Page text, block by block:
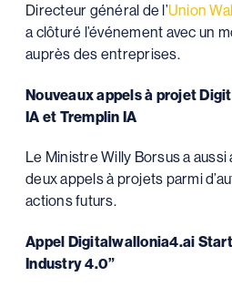
Directeur général de l’Union
a clôturé l’événement avec un
auprès des entreprises.
Nouveaux appels à projet
IA et Tremplin IA
Le Ministre Willy Borsus a aussi
deux appels à projets parmi
actions futurs.
Appel Digitalwallonia4.ai
Industry 4.0”